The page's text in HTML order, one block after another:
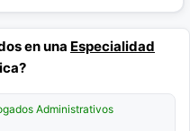
en una Especialidad
Administrativos